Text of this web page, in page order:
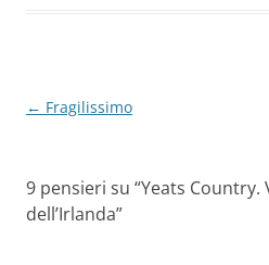
Navigazione
← Fragilissimo
9 pensieri su “Yeats Country.
dell’Irlanda”